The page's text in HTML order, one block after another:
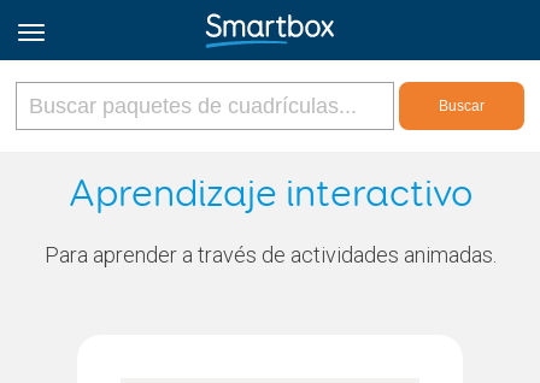
Online Grids
Iniciar sesión
Aprendizaje interactivo
Para aprender a través de actividades animadas.